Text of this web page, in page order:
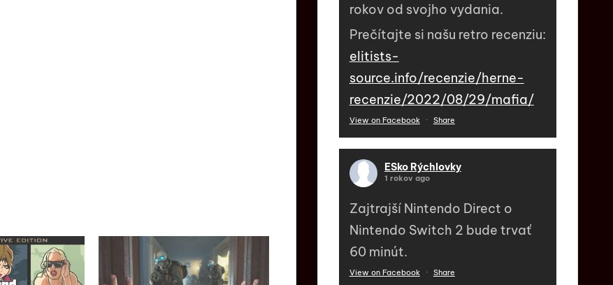
rokov od svojho vydania.
Prečítajte si našu retro recenziu:
elitists-
source.info/recenzie/herne-
recenzie/2022/08/29/mafia/
View on Facebook · Share
ESko Rýchlovky
1 rokov ago
Zajtrajší Nintendo Direct o
Nintendo Switch 2 bude trvať
60 minút.
View on Facebook · Share